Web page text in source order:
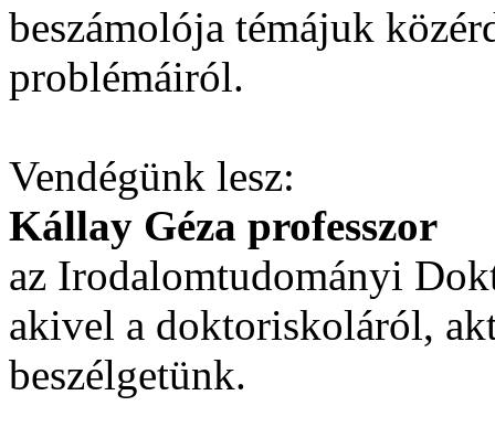
beszámolója témájuk
problémáiról.
Vendégünk lesz:
Kállay Géza professzor
az Irodalomtudományi
akivel a doktoriskoláról,
beszélgetünk.